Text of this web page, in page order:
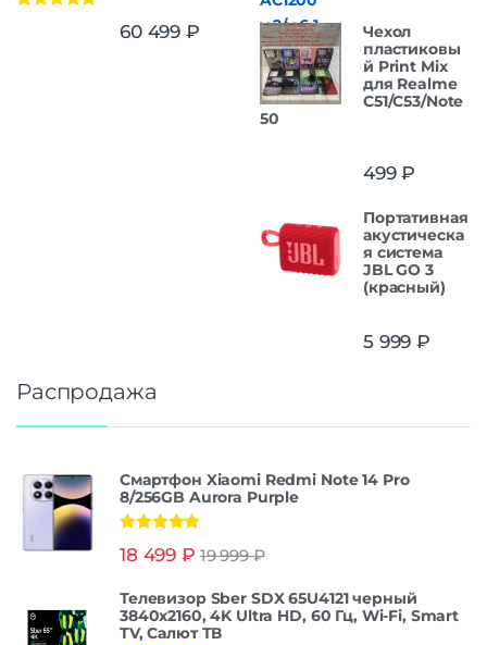
60 499 ₽
Чехол
пластиковы
й Print Mix
для Realme
C51/C53/Note
50
499₽
Портативная
акустическа
я система
JBL GO 3
(красный)
5 999 ₽
Распродажа
Смартфон Xiaomi Redmi Note 14 Pro
8/256GB Aurora Purple
из 5
18 499 ₽ 19 999₽
Телевизор Sber SDX 65U4121 черный
3840x2160, 4K Ultra HD, 60 Гц, Wi-Fi, Smart
TV, Салют ТВ